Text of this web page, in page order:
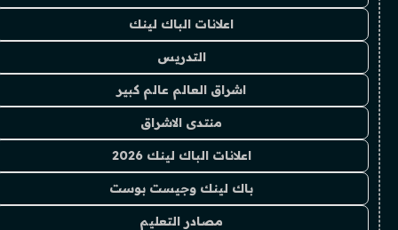
اعلانات الباك لينك
التدريس
اشراق العالم عالم كبير
منتدى الاشراق
اعلانات الباك لينك 2026
باك لينك وجيست بوست
مصادر التعليم